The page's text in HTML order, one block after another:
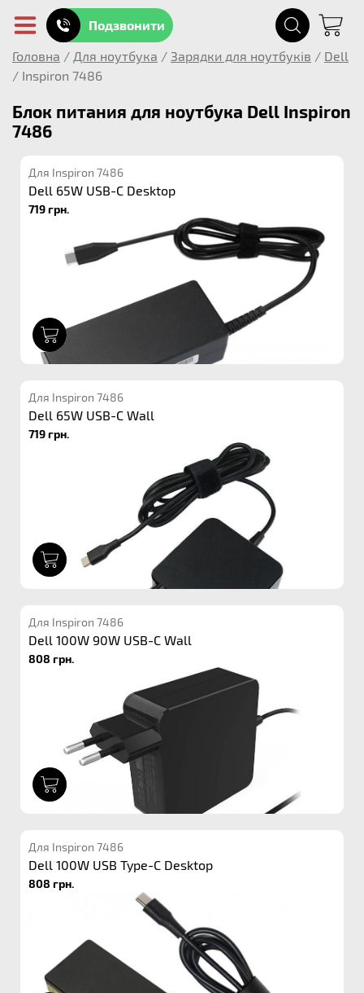
Подзвонити
Головна / Для ноутбука / Зарядки для ноутбуків / Dell
/ Inspiron 7486
Блок питания для ноутбука Dell Inspiron
7486
Для Inspiron 7486
Dell 65W USB-C Desktop
719 грн.
Для Inspiron 7486
Dell 65W USB-C Wall
719 грн.
Для Inspiron 7486
Dell 100W 90W USB-C Wall
808 грн.
Для Inspiron 7486
Dell 100W USB Type-C Desktop
808 грн.